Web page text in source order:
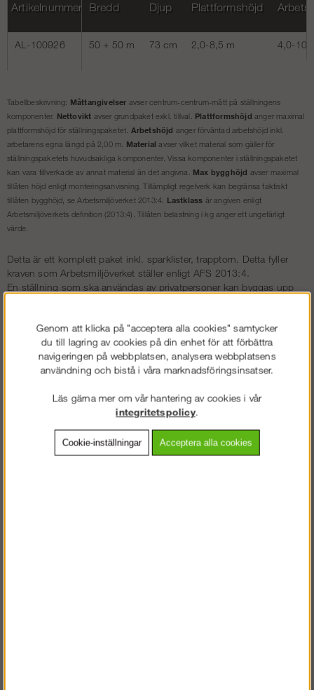
Bredd Djup Plattformshöjd
50 + 50 m 73 cm 2,0-8,5 m 4,0-
Artikelnummer
AL-100926
Tabellbeskrivning: Måttangivelser avser centrum-centrum-mått på ställningens
komponenter. Nettovikt avser grundpaket exkl. tillval. Plattformshöjd anger maximal
plattformshöjd för ställningspaketet. Arbetshöjd anger förväntad arbetshöjd inkl.
arbetarens egna längd på 2,00 m. Materialavser vilket material som gäller för
ställningspaketets huvudsakliga komponenter. Vissa komponenter i ställningspaketet
kan vara tillverkade av annat material än det angivna. Max bygghöjd avser maximal
tillåten höjd enligt monteringsanvisning. Tillämpligt regelverk kan begränsa faktiskt
tillåten bygghöjd, se Arbetsmiljöverket 2013:4. Lastklass är angiven enligt
Arbetsmiljöverkets definition (2013:4). Tillåten belastning i kg anger ett ungefärligt
värde.
Detta är ett komplett paket inkl. sparklister, trapptorn. Detta fyller
kraven som Arbetsmiljöverket ställer enligt AFS 2013:4.
En ställning som ska användas av privatpersoner kan byggas upp
ställningsbyggare .
Dokument
Länk till monteringsanvisning »
Länk monteringsanvisning för trapptorn »
Genom att klicka på "acceptera alla cookies" samtycker
du till lagring av cookies på din enhet för att förbättra
navigeringen på webbplatsen, analysera webbplatsens
användning och bistå i våra marknadsföringsinsatser.
Läs gärna mer om vår hantering av cookies i vår
integritetspolicy.
Cookie-inställningar Acceptera alla cookies